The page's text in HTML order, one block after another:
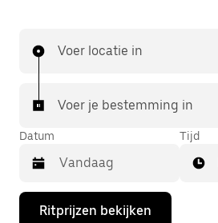
Voer locatie in
Voer je bestemming in
Datum
Druk
Tijd
Ritprijzen bekijken